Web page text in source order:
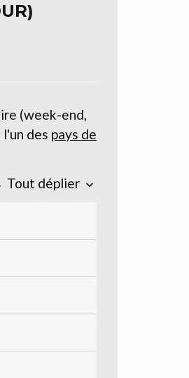
(week-end,
des pays de
Tout déplier keyboard_arrow_down